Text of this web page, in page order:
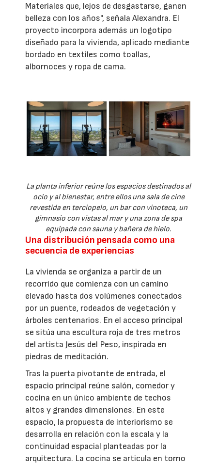
Materiales que, lejos de desgastarse, ganen
belleza con los años", señala Alexandra. El
proyecto incorpora además un logotipo
diseñado para la vivienda, aplicado mediante
bordado en textiles como toallas,
albornoces y ropa de cama.
La planta inferior reúne los espacios destinados al
ocio y al bienestar, entre ellos una sala de cine
revestida en terciopelo, un bar con vinoteca, un
gimnasio con vistas al mar y una zona de spa
equipada con sauna y bañera de hielo.
Una distribución pensada como una
secuencia de experiencias
La vivienda se organiza a partir de un
recorrido que comienza con un camino
elevado hasta dos volúmenes conectados
por un puente, rodeados de vegetación y
árboles centenarios. En el acceso principal
se sitúa una escultura roja de tres metros
del artista Jesús del Peso, inspirada en
piedras de meditación.
Tras la puerta pivotante de entrada, el
espacio principal reúne salón, comedor y
cocina en un único ambiente de techos
altos y grandes dimensiones. En este
espacio, la propuesta de interiorismo se
desarrolla en relación con la escala y la
continuidad espacial planteadas por la
arquitectura. La cocina se articula en torno